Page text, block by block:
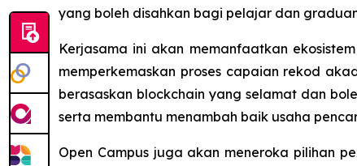
yang boleh disahkan bagi pelajar dan
Kerjasama ini akan memanfaatkan
memperkemaskan proses capaian rekod
berasaskan blockchain yang selamat dan
serta membantu menambah baik usaha
Open Campus juga akan meneroka pilihan